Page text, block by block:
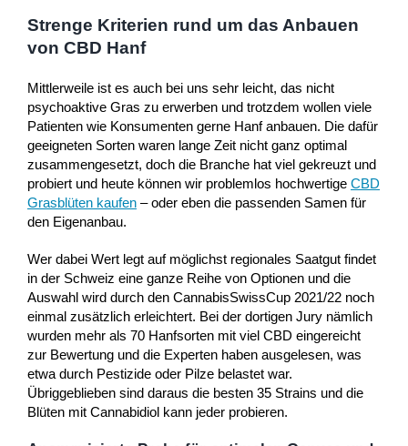
Strenge Kriterien rund um das Anbauen
von CBD Hanf
Mittlerweile ist es auch bei uns sehr leicht, das nicht
psychoaktive Gras zu erwerben und trotzdem wollen viele
Patienten wie Konsumenten gerne Hanf anbauen. Die dafür
geeigneten Sorten waren lange Zeit nicht ganz optimal
zusammengesetzt, doch die Branche hat viel gekreuzt und
probiert und heute können wir problemlos hochwertige CBD
Grasblüten kaufen – oder eben die passenden Samen für
den Eigenanbau.
Wer dabei Wert legt auf möglichst regionales Saatgut findet
in der Schweiz eine ganze Reihe von Optionen und die
Auswahl wird durch den CannabisSwissCup 2021/22 noch
einmal zusätzlich erleichtert. Bei der dortigen Jury nämlich
wurden mehr als 70 Hanfsorten mit viel CBD eingereicht
zur Bewertung und die Experten haben ausgelesen, was
etwa durch Pestizide oder Pilze belastet war.
Übriggeblieben sind daraus die besten 35 Strains und die
Blüten mit Cannabidiol kann jeder probieren.